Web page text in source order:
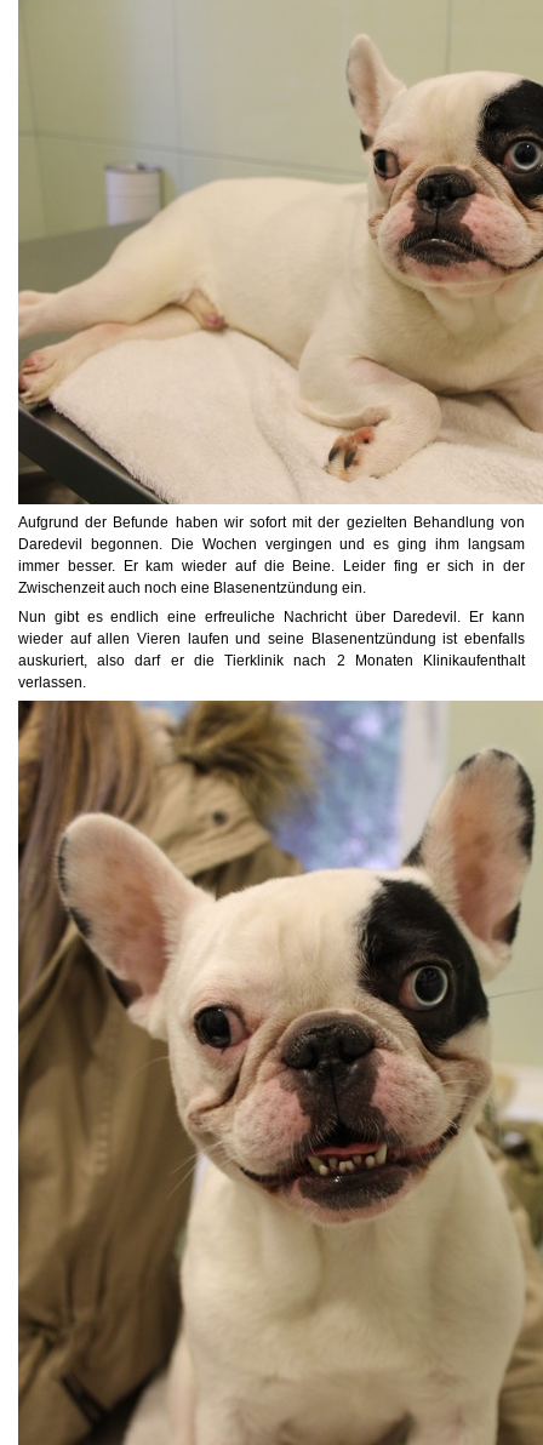
Aufgrund der Befunde haben wir sofort mit der gezielten Behandlung von
Daredevil begonnen. Die Wochen vergingen und es ging ihm langsam
immer besser. Er kam wieder auf die Beine. Leider fing er sich in der
Zwischenzeit auch noch eine Blasenentzündung ein.
Nun gibt es endlich eine erfreuliche Nachricht über Daredevil. Er kann
wieder auf allen Vieren laufen und seine Blasenentzündung ist ebenfalls
auskuriert, also darf er die Tierklinik nach 2 Monaten Klinikaufenthalt
verlassen.